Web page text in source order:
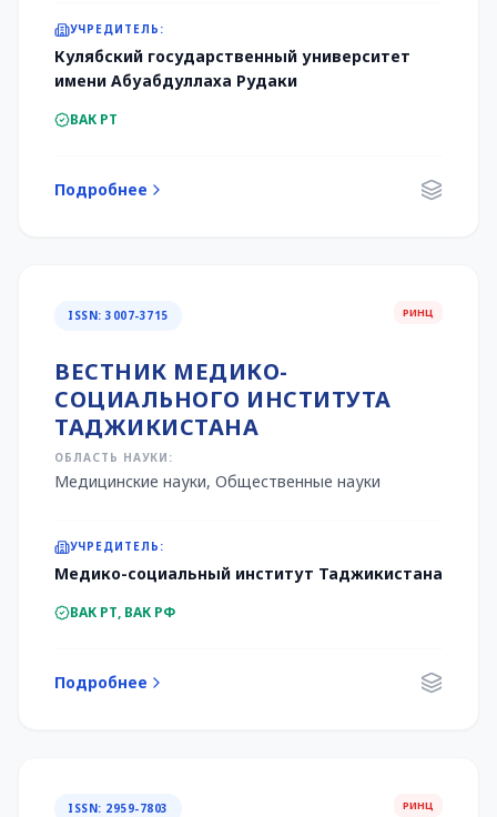
УЧРЕДИТЕЛЬ:
Кулябский государственный университет
имени Абуабдуллаха Рудаки
ВАК РТ
Подробнее
ISSN: 3007-3715 РИНЦ
ВЕСТНИК МЕДИКО-
СОЦИАЛЬНОГО ИНСТИТУТА
ТАДЖИКИСТАНА
ОБЛАСТЬ НАУКИ:
Медицинские науки, Общественные науки
УЧРЕДИТЕЛЬ:
Медико-социальный институт Таджикистана
ВАК РТ, ВАК РФ
Подробнее
ISSN: 2959-7803 РИНЦ